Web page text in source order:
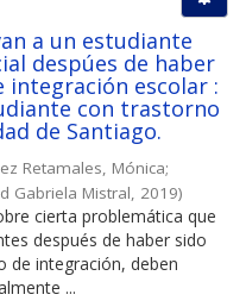
a un estudiante
despúes de haber
integración escolar :
con trastorno
de Santiago.
Retamales, Mónica;
Gabriela Mistral, 2019)
cierta problemática que
después de haber sido
de integración, deben
...